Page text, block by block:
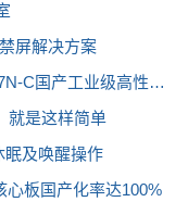
屏解决方案
C国产工业级高性能
就是这样简单
眠及唤醒操作
心板国产化率达100%